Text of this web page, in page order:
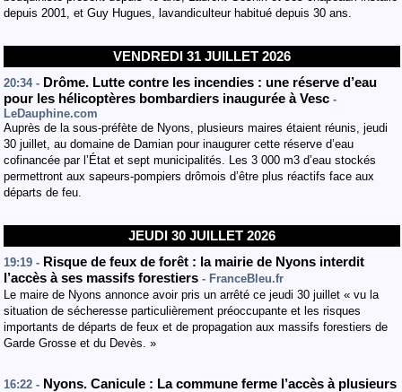
depuis 2001, et Guy Hugues, lavandiculteur habitué depuis 30 ans.
VENDREDI 31 JUILLET 2026
20:34 - Drôme. Lutte contre les incendies : une réserve d’eau
pour les hélicoptères bombardiers inaugurée à Vesc -
LeDauphine.com
Auprès de la sous-préfète de Nyons, plusieurs maires étaient réunis, jeudi
30 juillet, au domaine de Damian pour inaugurer cette réserve d’eau
cofinancée par l’État et sept municipalités. Les 3 000 m3 d’eau stockés
permettront aux sapeurs-pompiers drômois d’être plus réactifs face aux
départs de feu.
JEUDI 30 JUILLET 2026
19:19 - Risque de feux de forêt : la mairie de Nyons interdit
l’accès à ses massifs forestiers - FranceBleu.fr
Le maire de Nyons annonce avoir pris un arrêté ce jeudi 30 juillet « vu la
situation de sécheresse particulièrement préoccupante et les risques
importants de départs de feux et de propagation aux massifs forestiers de
Garde Grosse et du Devès. »
16:22 - Nyons. Canicule : La commune ferme l’accès à plusieurs